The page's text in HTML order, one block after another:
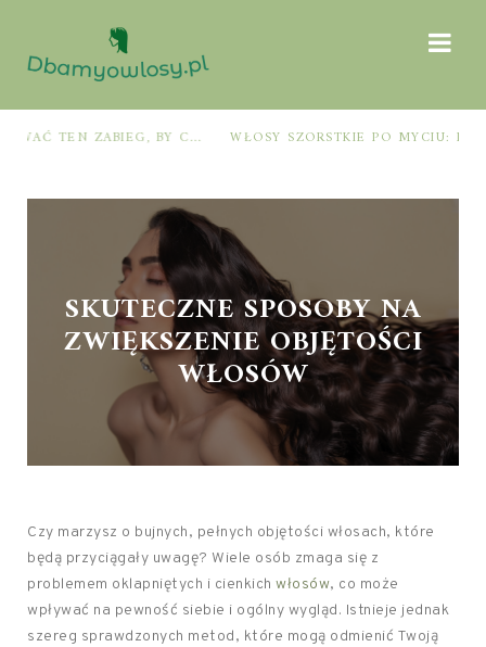
WŁOSY SZORSTKIE PO MYCIU: PRZYCZYNY I SPRAWDZONE SPOSOBY NA ODZYSKANIE MIĘKKOŚCI I BLASKU
SKUTECZNE SPOSOBY NA
ZWIĘKSZENIE OBJĘTOŚCI
WŁOSÓW
Czy marzysz o bujnych, pełnych objętości włosach, które
będą przyciągały uwagę? Wiele osób zmaga się z
problemem oklapniętych i cienkich włosów, co może
wpływać na pewność siebie i ogólny wygląd. Istnieje jednak
szereg sprawdzonych metod, które mogą odmienić Twoją